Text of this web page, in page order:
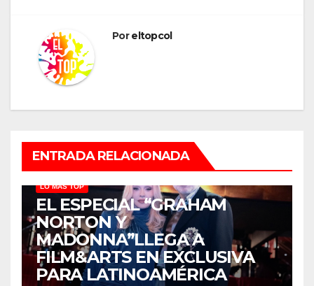
Poreltopcol
ENTRADA RELACIONADA
LO MÁS TOP
EL ESPECIAL “GRAHAM
NORTON Y
MADONNA”LLEGA A
FILM&ARTS EN EXCLUSIVA
PARA LATINOAMÉRICA